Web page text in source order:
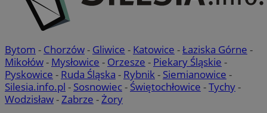
Bytom - Chorzów- Gliwice - Katowice -Łaziska Górne -
Mikołów- Mysłowice - Orzesze - Piekary Śląskie -
Pyskowice - Ruda Śląska - Rybnik- Siemianowice -
Silesia.info.pl - Sosnowiec- Świętochłowice -Tychy-
Wodzisław-Zabrze -Żory